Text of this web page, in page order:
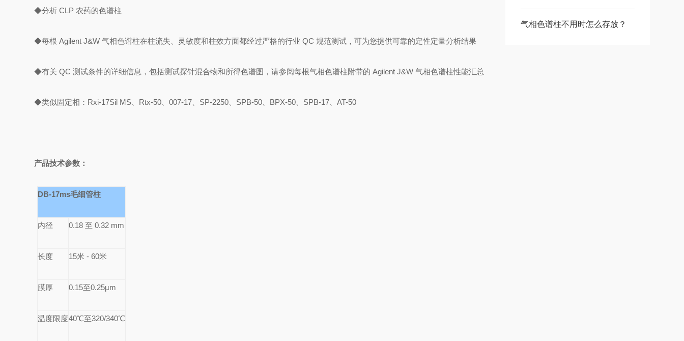
气相色谱柱不用时怎么存放？
◆分析 CLP 农药的色谱柱
◆每根 Agilent J&W 气相色谱柱在柱流失、灵敏度和柱效方面都经过严格的行业 QC 规范测试，可为您提供可靠的定性定量分析结果
◆有关 QC 测试条件的详细信息，包括测试探针混合物和所得色谱图，请参阅每根气相色谱柱附带的 Agilent J&W 气相色谱柱性能汇总
◆类似固定相：Rxi-17Sil MS、Rtx-50、007-17、SP-2250、SPB-50、BPX-50、SPB-17、AT-50
产品技术参数：
DB-17ms毛细管柱
内径 0.18至 0.32 mm
长度 15米 - 60米
膜厚 0.15至0.25µm
温度限度40℃至320/340℃